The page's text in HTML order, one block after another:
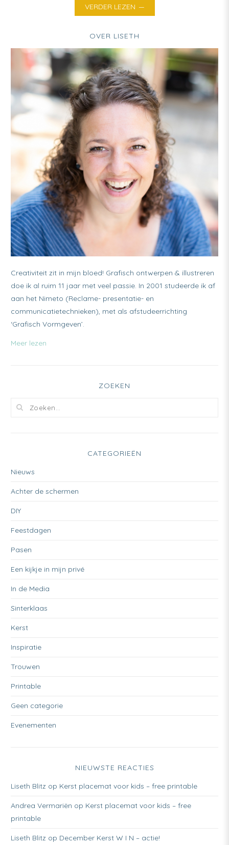
VERDER LEZEN
OVER LISETH
Creativiteit zit in mijn bloed! Grafisch ontwerpen & illustreren
doe ik al ruim 11 jaar met veel passie. In 2001 studeerde ik af
aan het Nimeto (Reclame- presentatie- en
communicatietechnieken), met als afstudeerrichting
‘Grafisch Vormgeven’.
Meer lezen
ZOEKEN
CATEGORIEËN
Nieuws
Achter de schermen
DIY
Feestdagen
Pasen
Een kijkje in mijn privé
In de Media
Sinterklaas
Kerst
Inspiratie
Trouwen
Printable
Geen categorie
Evenementen
NIEUWSTE REACTIES
Liseth Blitz op Kerst placemat voor kids – free printable
Andrea Vermariën op Kerst placemat voor kids – free
printable
Liseth Blitz op December Kerst W I N – actie!